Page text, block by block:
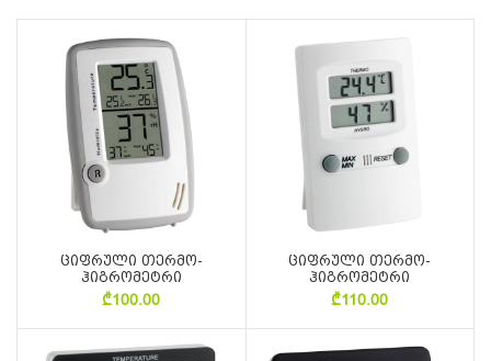
ციფრული თერმო-
ჰიგრომეტრი
₾100.00
ციფრული თერმო-
ჰიგრომეტრი
₾110.00